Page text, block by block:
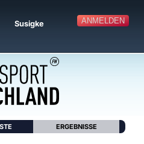
ANMELDEN
Susigke
ERGEBNISSE